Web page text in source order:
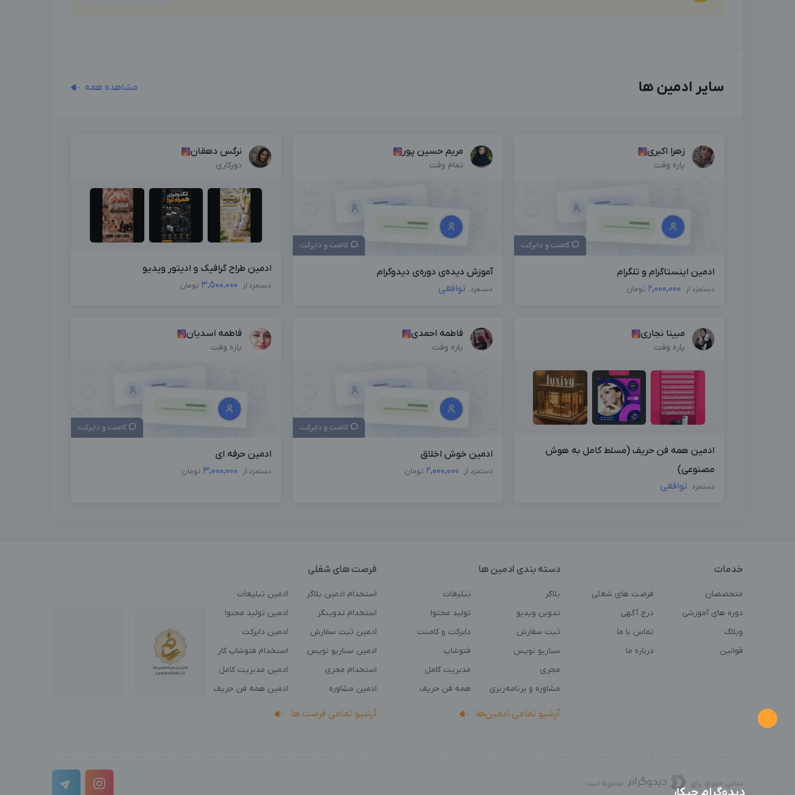
سایر ادمین ها مشاهده همه
زهرا اکبری
پاره وقت
کامنت و دایرکت
ادمین اینستاگرام و تلگرام
دستمزد از 2,000,000 تومان
مریم حسین پور
تمام وقت
کامنت و دایرکت
آموزش دیده‌ی دوره‌ی دیدوگرام
دستمزد توافقی
نرگس دهقان
دورکاری
ادمین طراح گرافیک و ادیتور ویدیو
دستمزد از 3,500,000 تومان
مبینا نجاری
پاره وقت
ادمین همه فن حریف (مسلط کامل به هوش
مصنوعی)
دستمزد توافقی
فاطمه احمدی
پاره وقت
کامنت و دایرکت
ادمین خوش اخلاق
دستمزد از 2,000,000 تومان
فاطمه اسدیان
پاره وقت
کامنت و دایرکت
ادمین حرفه ای
دستمزد از 3,000,000 تومان
خدمات
متخصصان
فرصت های شغلی
دوره های آموزشی
درج آگهی
وبلاگ
تماس با ما
قوانین
درباره ما
دسته بندی ادمین ها
بلاگر
تبلیغات
تدوین ویدیو
تولید محتوا
ثبت سفارش
دایرکت و کامنت
سناریو نویس
فتوشاپ
مجری
مدیریت کامل
مشاوره و برنامه‌ریزی
همه فن حریف
آرشیو تمامی ادمین‌ها
فرصت های شغلی
استخدام ادمین بلاگر
ادمین تبلیغات
استخدام تدوینگر
ادمین تولید محتوا
ادمین ثبت سفارش
ادمین دایرکت
ادمین سناریو نویس
استخدام فتوشاپ کار
استخدام مجری
ادمین مدیریت کامل
ادمین مشاوره
ادمین همه فن حریف
آرشیو تمامی فرصت ها
تمامی حقوق برای محفوظ است